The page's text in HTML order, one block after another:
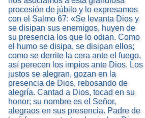
procesión de júbilo y lo expresamos
con el Salmo 67: «Se levanta Dios y
se disipan sus enemigos, huyen de
su presencia los que lo odian. Como
el humo se disipa, se disipan ellos;
como se derrite la cera ante el fuego,
así perecen los impíos ante Dios. Los
justos se alegran, gozan en la
presencia de Dios, rebosando de
alegría. Cantad a Dios, tocad en su
honor; su nombre es el Señor,
alegraos en sus presencia. Padre de